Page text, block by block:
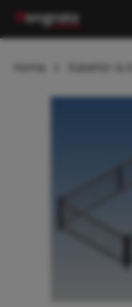
springen
Home Zubehör &
Bildergalerie